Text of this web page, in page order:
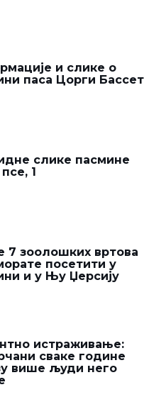
и слике о
паса Цорги Бассет
слике пасмине
1
7 зоолошких вртова
посетити у
и у Њу Џерсију
истраживање:
сваке године
више људи него